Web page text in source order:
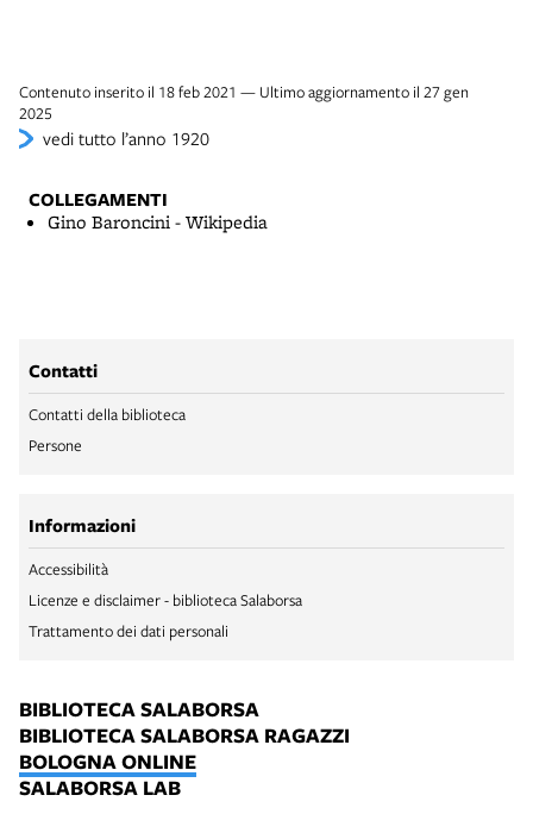
Contenuto inserito il 18 feb 2021 — Ultimo aggiornamento il 27 gen
2025
vedi tutto l’anno 1920
COLLEGAMENTI
Gino Baroncini - Wikipedia
Contatti
Contatti della biblioteca
Persone
Informazioni
Accessibilità
Licenze e disclaimer - biblioteca Salaborsa
Trattamento dei dati personali
BIBLIOTECA SALABORSA
BIBLIOTECA SALABORSA RAGAZZI
BOLOGNA ONLINE
SALABORSA LAB